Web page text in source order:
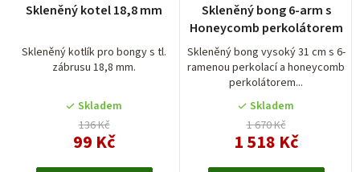
Skleněný kotel 18,8 mm
Skleněný kotlík pro bongy s tl.
zábrusu 18,8 mm.
Skladem
136 Kč
99 Kč
Skleněný bong 6-arm s
Honeycomb perkolátorem
Skleněný bong vysoký 31 cm s 6-
ramenou perkolací a honeycomb
perkolátorem...
hodnocení
produktu
je
5,0
z
5
hvězdiček.
Skladem
1 670 Kč
1 518 Kč